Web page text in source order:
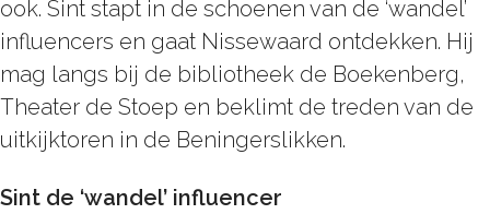
ook. Sint stapt in de schoenen van de ‘wandel’
influencers en gaat Nissewaard ontdekken. Hij
mag langs bij de bibliotheek de Boekenberg,
Theater de Stoep en beklimt de treden van de
uitkijktoren in de Beningerslikken.
Sint de ‘wandel’ influencer